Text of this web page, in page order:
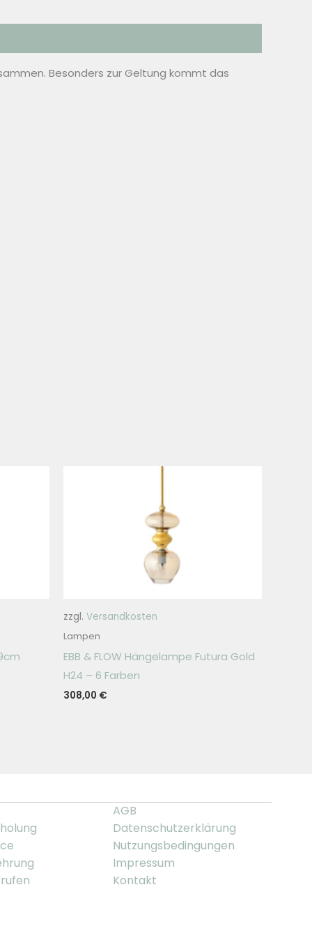
Besonders zur Geltung kommt das
zzgl. Versandkosten
Lampen
EBB & FLOW Hängelampe Futura Gold
H24 – 6 Farben
308,00 €
AGB
Datenschutzerklärung
Nutzungsbedingungen
Impressum
Kontakt